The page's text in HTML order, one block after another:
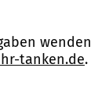
wenden
tanken.de.